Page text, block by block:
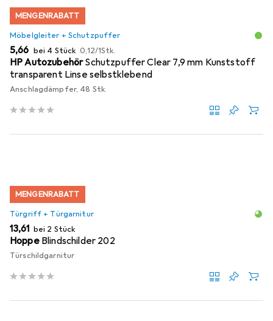
MENGENRABATT
Möbelgleiter + Schutzpuffer
EUR
5,66 bei 4 Stück EUR
0,12/1Stk.
HP AutozubehörSchutzpuffer Clear 7,9 mm Kunststoff
transparent Linse selbstklebend
Anschlagdämpfer, 48 Stk.
MENGENRABATT
Türgriff + Türgarnitur
EUR
13,61 bei 2 Stück
Hoppe Blindschilder 202
Türschildgarnitur